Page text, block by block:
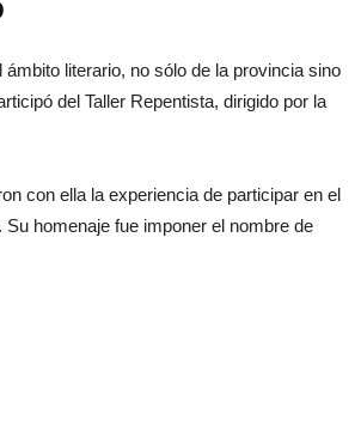
literario, no sólo de la provincia sino
del Taller Repentista, dirigido por la
con ella la experiencia de participar en el
homenaje fue imponer el nombre de